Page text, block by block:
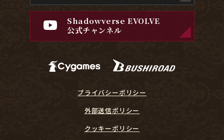
Shadowverse EVOLVE
公式チャンネル
プライバシーポリシー
外部送信ポリシー
クッキーポリシー